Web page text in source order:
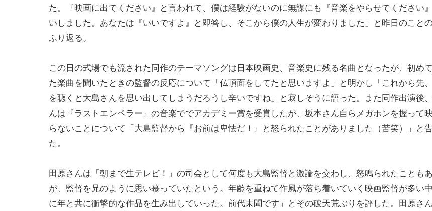
た。『映画に出てください』と言われて、僕は経験がないのに無謀にも『音楽をやらせてください
いしました。あなたは『いいですよ』と即答し、そこから僕の人生が変わりました」と昨日のこと
ふり返る。
この日の式場でも流された同作のテーマソングは日本映画史、音楽史に残る名曲となったが、初め
た楽曲を聞いたときの監督の反応について「仏頂面をしてたと思いますよ」と明かし「これから先
を聴くと大島さんを思い出してしまうだろうし辛いですね」と寂しそうに語った。また同作出演後
んは『ラストエンペラー』の音楽ででアカデミー賞を受賞したが、坂本さん自らメガホンを握って
らないことについて「大島監督から『お前は卑怯だ！』と怒られたことがありました（苦笑）」と
た。
田原さんは「朝まで生テレビ！」の司会として何度も大島監督と激論を交わし、怒鳴られたことも
が、監督を兄のように思い慕っていたという。年齢を重ねて作風が落ち着いていく映画監督が多い
に年と共に衝撃的な作品を生み出していった。前代未聞です」とその破天荒ぶりを評した。田原さん